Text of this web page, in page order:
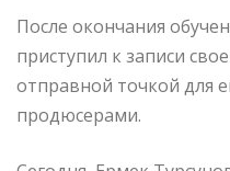
После окончания
приступил к записи
отправной точкой для
продюсерами.